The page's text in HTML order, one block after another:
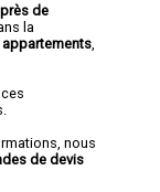
de
la
appartements
nous
de devis